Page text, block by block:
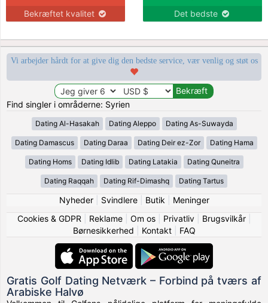
Bekræftet kvalitet Det bedste
Vi arbejder hårdt for at give dig den bedste service, vær venlig og støt os
Find singler i områderne: Syrien
Dating Al-Hasakah Dating Aleppo Dating As-Suwayda
Dating Damascus Dating Daraa Dating Deir ez-Zor Dating Hama
Dating Homs Dating Idlib Dating Latakia Dating Quneitra
Dating Raqqah Dating Rif-Dimashq Dating Tartus
Nyheder| Svindlere| Butik
Meninger
Cookies & GDPR
Reklame| Om os| Privatliv| Brugsvilkår|
Børnesikkerhed
Kontakt| FAQ
Gratis Golf Dating Netværk – Forbind på tværs af
Arabiske Halvø